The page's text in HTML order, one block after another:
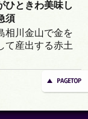
ひときわ美味し
須
相川金山で金を
て産出する赤土